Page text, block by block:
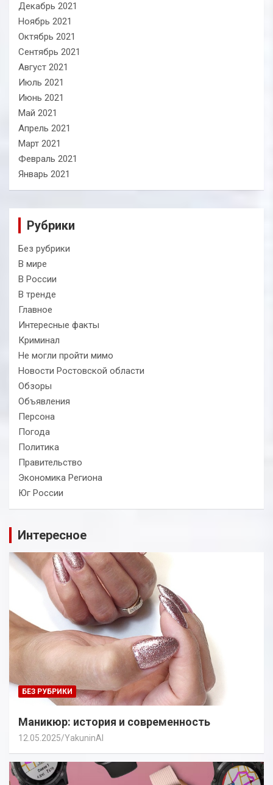
Декабрь 2021
Ноябрь 2021
Октябрь 2021
Сентябрь 2021
Август 2021
Июль 2021
Июнь 2021
Май 2021
Апрель 2021
Март 2021
Февраль 2021
Январь 2021
Рубрики
Без рубрики
В мире
В России
В тренде
Главное
Интересные факты
Криминал
Не могли пройти мимо
Новости Ростовской области
Обзоры
Объявления
Персона
Погода
Политика
Правительство
Экономика Региона
Юг России
Интересное
БЕЗ РУБРИКИ
Маникюр: история и современность
12.05.2025 YakuninAI